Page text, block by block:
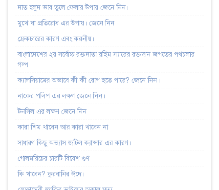
দাত হলুদ ভাব তুলে ফেলার উপায় জেনে নিন।
মুখে ঘা প্রতিরোধ এর উপায়। জেনে নিন
ফ্রেকচারের কারণ এবং করনীয়।
বাংলাদেশের ২য় সর্বোচ্চ রক্তদাতা রহিম স্যারের রক্তদান জগতের পথচলার
গল্প
ক্যালসিয়ামের অভাবে কী কী রোগ হতে পারে? জেনে নিন।
নাকের পলিপ এর লক্ষণ জেনে নিন।
টনসিল এর লক্ষণ জেনে নিন
কারা শিম খাবেন আর কারা খাবেন না
সাধারণ কিছু অভ্যাস জটিল ক্যান্সার এর কারণ।
গোলমরিচের চারটি বিষেশ গুণ
কি খাবেন? কুরবানির ঈদে।